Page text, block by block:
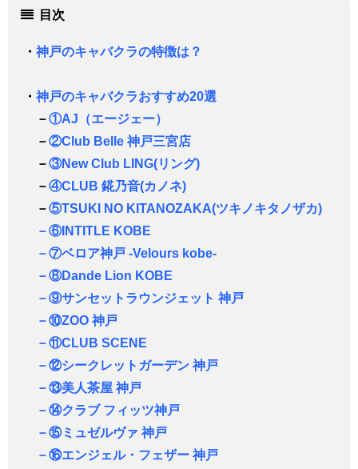
目次
・ 神戸のキャバクラの特徴は？
・ 神戸のキャバクラおすすめ20選
－①AJ（エージェー）
－②Club Belle 神戸三宮店
－③New Club LING(リング)
－④CLUB 錵乃音(カノネ)
－⑤TSUKI NO KITANOZAKA(ツキノキタノザカ)
－⑥INTITLE KOBE
－⑦ベロア神戸 -Velours kobe-
－⑧Dande Lion KOBE
－⑨サンセットラウンジェット 神戸
－⑩ZOO 神戸
－⑪CLUB SCENE
－⑫シークレットガーデン 神戸
－⑬美人茶屋 神戸
－⑭クラブ フィッツ神戸
－⑮ミュゼルヴァ 神戸
－⑯エンジェル・フェザー 神戸